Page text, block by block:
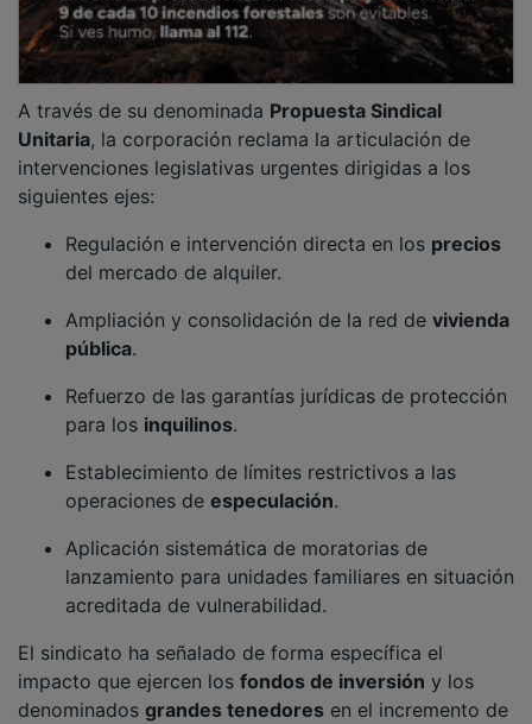
Unitaria, la corporación reclama la articulación de
intervenciones legislativas urgentes dirigidas a los
siguientes ejes:
del mercado de alquiler.
pública.
para losinquilinos.
operaciones de especulación.
lanzamiento para unidades familiares en situación
acreditada de vulnerabilidad.
impacto que ejercen los fondos de inversión y los
denominadosgrandes tenedoresen el incremento de